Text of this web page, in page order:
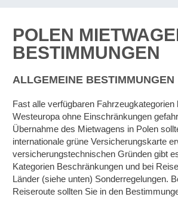
POLEN
BESTIMMUNGEN
ALLGEMEINE BESTIMMUNGEN
Fast alle verfügbaren Fahrzeugkategorien
Westeuropa ohne Einschränkungen
Übernahme des Mietwagens in Polen
internationale grüne Versicherungskarte
versicherungstechnischen Gründen gibt
Kategorien Beschränkungen und bei
Länder (siehe unten) Sonderregelungen.
Reiseroute sollten Sie in den